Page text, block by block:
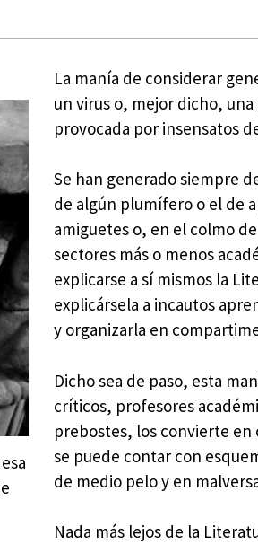
La manía de considerar
un virus o, mejor dicho,
provocada por insensatos
Se han generado siempre
de algún plumífero o el de
amiguetes o, en el colmo
sectores más o menos
explicarse a sí mismos la
explicársela a incautos
y organizarla en
Dicho sea de paso, esta
críticos, profesores
prebostes, los convierte
se puede contar con
de medio pelo y en
Nada más lejos de la